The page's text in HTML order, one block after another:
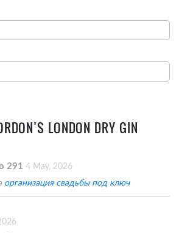
LONDON DRY GIN
291 4 May, 2026
организация свадьбы под ключ